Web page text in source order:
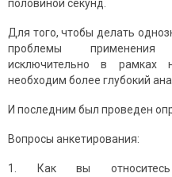
половиной секунд.
Для того, чтобы делать
проблемы применения
исключительно в рамках
необходим более глубокий
И последним был проведен
Вопросы анкетирования:
1. Как вы